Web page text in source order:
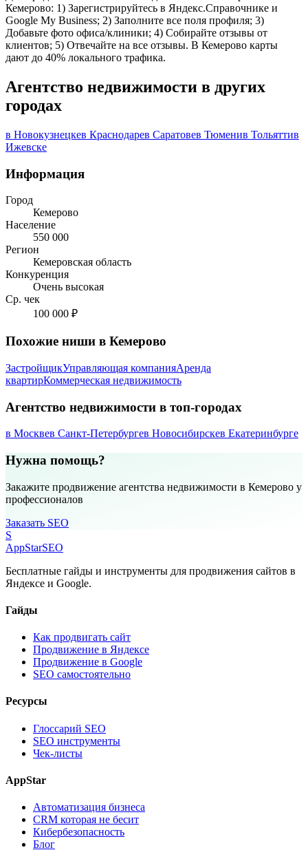
Кемерово: 1) Зарегистрируйтесь в Яндекс.Справочнике и
Google My Business; 2) Заполните все поля профиля; 3)
Добавьте фото офиса/клиники; 4) Собирайте отзывы от
клиентов; 5) Отвечайте на все отзывы. В Кемерово карты
дают до 40% локального трафика.
Агентство недвижимости в других
городах
в Новокузнецкев Краснодарев Саратовев Тюменив Тольяттив
Ижевске
Информация
Город
Кемерово
Население
550 000
Регион
Кемеровская область
Конкуренция
Очень высокая
Ср. чек
100 000 ₽
Похожие ниши в Кемерово
ЗастройщикУправляющая компанияАренда
квартирКоммерческая недвижимость
Агентство недвижимости в топ-городах
в Москвев Санкт-Петербургев Новосибирскев Екатеринбурге
Нужна помощь?
Закажите продвижение агентства недвижимости в Кемерово у
профессионалов
Заказать SEO
S
AppStarSEO
Бесплатные гайды и инструменты для продвижения сайтов в
Яндексе и Google.
Гайды
Как продвигать сайт
Продвижение в Яндексе
Продвижение в Google
SEO самостоятельно
Ресурсы
Глоссарий SEO
SEO инструменты
Чек-листы
AppStar
Автоматизация бизнеса
CRM которая не бесит
Кибербезопасность
Блог